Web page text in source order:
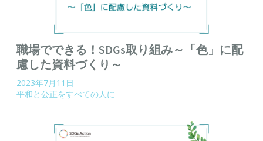
職場でできる！SDGs取り組み～「色」に配
慮した資料づくり～
2023年7月11日
平和と公正をすべての人に